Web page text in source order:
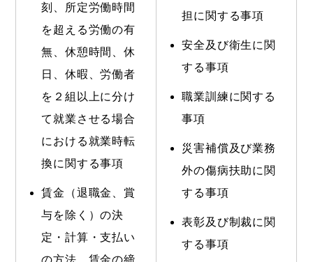
刻、所定労働時間
を超える労働の有
無、休憩時間、休
日、休暇、労働者
を２組以上に分け
て就業させる場合
における就業時転
換に関する事項
賃金（退職金、賞
与を除く）の決
定・計算・支払い
の方法、賃金の締
担に関する事項
安全及び衛生に関
する事項
職業訓練に関する
事項
災害補償及び業務
外の傷病扶助に関
する事項
表彰及び制裁に関
する事項